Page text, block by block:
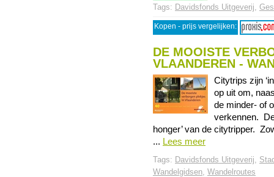
Tags: Davidsfonds Uitgeverij,
Kopen - prijs vergelijken:
DE MOOISTE
VLAANDEREN -
Citytrips zijn
op uit om,
de minder- of
verkennen.
honger’ van de citytripper.
... Lees meer
Tags: Davidsfonds Uitgeverij,
Wandelgidsen, Wandelroutes